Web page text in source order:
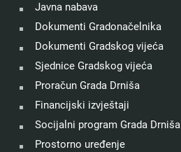
Javna nabava
Dokumenti Gradonačelnika
Dokumenti Gradskog vijeća
Sjednice Gradskog vijeća
Proračun Grada Drniša
Financijski izvještaji
Socijalni program Grada Drniša
Prostorno uređenje